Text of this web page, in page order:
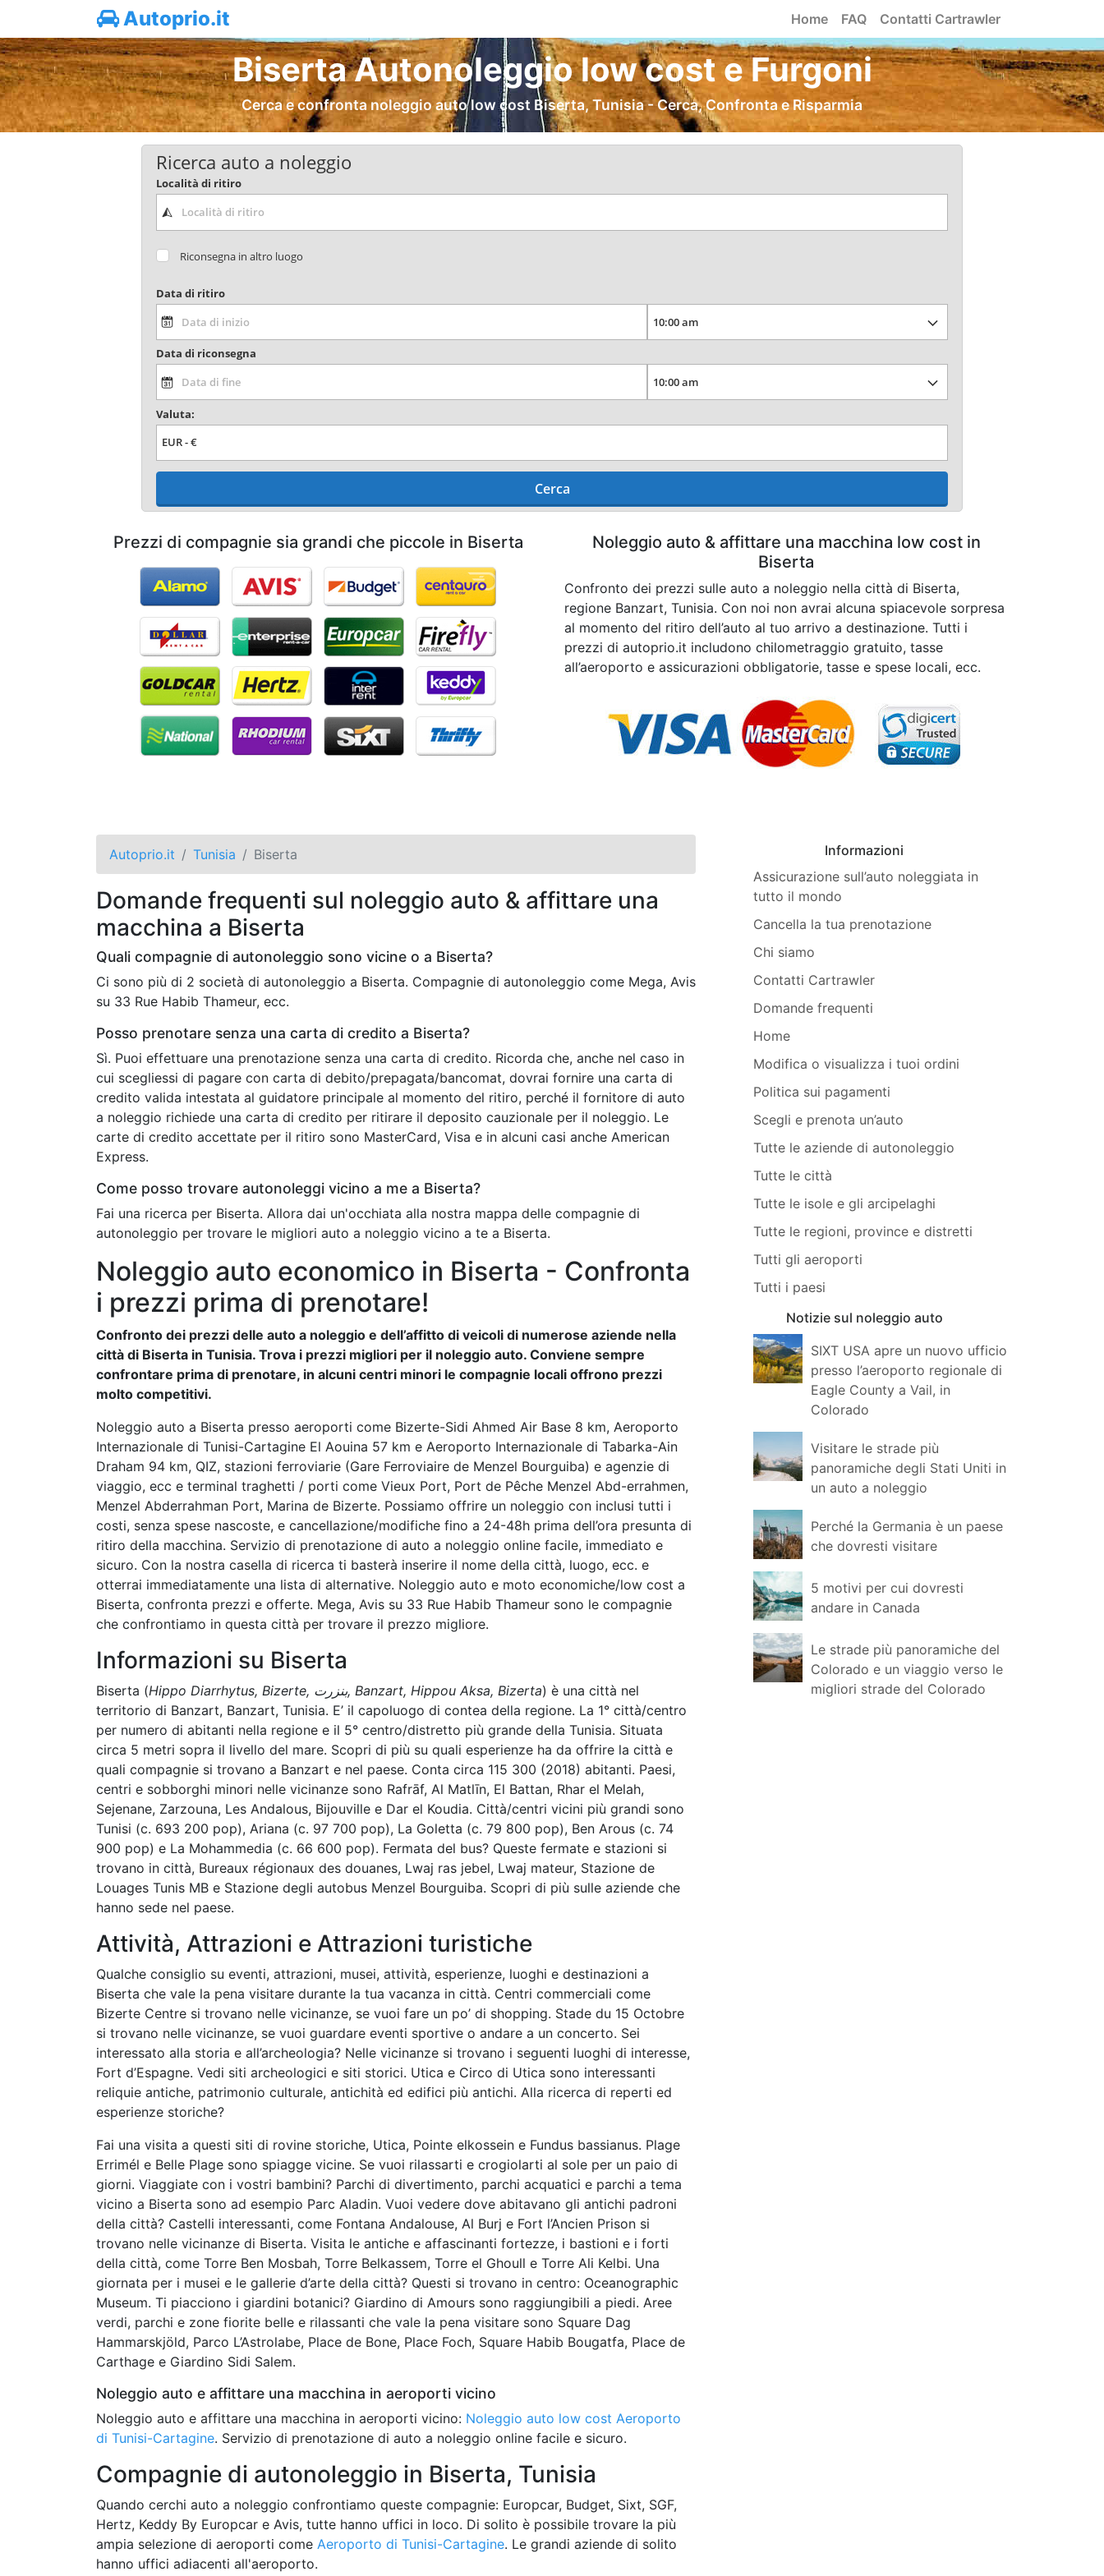
Autoprio.it Home FAQ Contatti Cartrawler
Biserta Autonoleggio low cost e Furgoni
Cerca e confronta noleggio auto low cost Biserta, Tunisia - Cerca, Confronta e Risparmia
Ricerca auto a noleggio
Località di ritiro
Riconsegna in altro luogo
Data di ritiro
Data di riconsegna
Valuta:
Cerca
Prezzi di compagnie sia grandi che piccole in Biserta
Noleggio auto & affittare una macchina low cost in
Biserta
Confronto dei prezzi sulle auto a noleggio nella città di Biserta,
regione Banzart, Tunisia. Con noi non avrai alcuna spiacevole sorpresa
al momento del ritiro dell’auto al tuo arrivo a destinazione. Tutti i
prezzi di autoprio.it includono chilometraggio gratuito, tasse
all’aeroporto e assicurazioni obbligatorie, tasse e spese locali, ecc.
Autoprio.it Tunisia Biserta
Domande frequenti sul noleggio auto & affittare una
macchina a Biserta
Quali compagnie di autonoleggio sono vicine o a Biserta?
Ci sono più di 2 società di autonoleggio a Biserta. Compagnie di autonoleggio come Mega, Avis
su 33 Rue Habib Thameur, ecc.
Posso prenotare senza una carta di credito a Biserta?
Sì. Puoi effettuare una prenotazione senza una carta di credito. Ricorda che, anche nel caso in
cui scegliessi di pagare con carta di debito/prepagata/bancomat, dovrai fornire una carta di
credito valida intestata al guidatore principale al momento del ritiro, perché il fornitore di auto
a noleggio richiede una carta di credito per ritirare il deposito cauzionale per il noleggio. Le
carte di credito accettate per il ritiro sono MasterCard, Visa e in alcuni casi anche American
Express.
Come posso trovare autonoleggi vicino a me a Biserta?
Fai una ricerca per Biserta. Allora dai un'occhiata alla nostra mappa delle compagnie di
autonoleggio per trovare le migliori auto a noleggio vicino a te a Biserta.
Noleggio auto economico in Biserta - Confronta
i prezzi prima di prenotare!
Confronto dei prezzi delle auto a noleggio e dell’affitto di veicoli di numerose aziende nella
città di Biserta in Tunisia. Trova i prezzi migliori per il noleggio auto. Conviene sempre
confrontare prima di prenotare, in alcuni centri minori le compagnie locali offrono prezzi
molto competitivi.
Noleggio auto a Biserta presso aeroporti come Bizerte-Sidi Ahmed Air Base 8 km, Aeroporto
Internazionale di Tunisi-Cartagine El Aouina 57 km e Aeroporto Internazionale di Tabarka-Ain
Draham 94 km, QIZ, stazioni ferroviarie (Gare Ferroviaire de Menzel Bourguiba) e agenzie di
viaggio, ecc e terminal traghetti / porti come Vieux Port, Port de Pêche Menzel Abd-errahmen,
Menzel Abderrahman Port, Marina de Bizerte. Possiamo offrire un noleggio con inclusi tutti i
costi, senza spese nascoste, e cancellazione/modifiche fino a 24-48h prima dell’ora presunta di
ritiro della macchina. Servizio di prenotazione di auto a noleggio online facile, immediato e
sicuro. Con la nostra casella di ricerca ti basterà inserire il nome della città, luogo, ecc. e
otterrai immediatamente una lista di alternative. Noleggio auto e moto economiche/low cost a
Biserta, confronta prezzi e offerte. Mega, Avis su 33 Rue Habib Thameur sono le compagnie
che confrontiamo in questa città per trovare il prezzo migliore.
Informazioni su Biserta
Biserta ( Hippo Diarrhytus, Bizerte, بنزرت, Banzart, Hippou Aksa, Bizerta) è una città nel
territorio di Banzart, Banzart, Tunisia. E’ il capoluogo di contea della regione. La 1° città/centro
per numero di abitanti nella regione e il 5° centro/distretto più grande della Tunisia. Situata
circa 5 metri sopra il livello del mare. Scopri di più su quali esperienze ha da offrire la città e
quali compagnie si trovano a Banzart e nel paese. Conta circa 115 300 (2018) abitanti. Paesi,
centri e sobborghi minori nelle vicinanze sono Rafrāf, Al Matlīn, El Battan, Rhar el Melah,
Sejenane, Zarzouna, Les Andalous, Bijouville e Dar el Koudia. Città/centri vicini più grandi sono
Tunisi (c. 693 200 pop), Ariana (c. 97 700 pop), La Goletta (c. 79 800 pop), Ben Arous (c. 74
900 pop) e La Mohammedia (c. 66 600 pop). Fermata del bus? Queste fermate e stazioni si
trovano in città, Bureaux régionaux des douanes, Lwaj ras jebel, Lwaj mateur, Stazione de
Louages Tunis MB e Stazione degli autobus Menzel Bourguiba. Scopri di più sulle aziende che
hanno sede nel paese.
Attività, Attrazioni e Attrazioni turistiche
Qualche consiglio su eventi, attrazioni, musei, attività, esperienze, luoghi e destinazioni a
Biserta che vale la pena visitare durante la tua vacanza in città. Centri commerciali come
Bizerte Centre si trovano nelle vicinanze, se vuoi fare un po’ di shopping. Stade du 15 Octobre
si trovano nelle vicinanze, se vuoi guardare eventi sportive o andare a un concerto. Sei
interessato alla storia e all’archeologia? Nelle vicinanze si trovano i seguenti luoghi di interesse,
Fort d’Espagne. Vedi siti archeologici e siti storici. Utica e Circo di Utica sono interessanti
reliquie antiche, patrimonio culturale, antichità ed edifici più antichi. Alla ricerca di reperti ed
esperienze storiche?
Fai una visita a questi siti di rovine storiche, Utica, Pointe elkossein e Fundus bassianus. Plage
Errimél e Belle Plage sono spiagge vicine. Se vuoi rilassarti e crogiolarti al sole per un paio di
giorni. Viaggiate con i vostri bambini? Parchi di divertimento, parchi acquatici e parchi a tema
vicino a Biserta sono ad esempio Parc Aladin. Vuoi vedere dove abitavano gli antichi padroni
della città? Castelli interessanti, come Fontana Andalouse, Al Burj e Fort l’Ancien Prison si
trovano nelle vicinanze di Biserta. Visita le antiche e affascinanti fortezze, i bastioni e i forti
della città, come Torre Ben Mosbah, Torre Belkassem, Torre el Ghoull e Torre Ali Kelbi. Una
giornata per i musei e le gallerie d’arte della città? Questi si trovano in centro: Oceanographic
Museum. Ti piacciono i giardini botanici? Giardino di Amours sono raggiungibili a piedi. Aree
verdi, parchi e zone fiorite belle e rilassanti che vale la pena visitare sono Square Dag
Hammarskjöld, Parco L’Astrolabe, Place de Bone, Place Foch, Square Habib Bougatfa, Place de
Carthage e Giardino Sidi Salem.
Noleggio auto e affittare una macchina in aeroporti vicino
Noleggio auto e affittare una macchina in aeroporti vicino: Noleggio auto low cost Aeroporto
di Tunisi-Cartagine. Servizio di prenotazione di auto a noleggio online facile e sicuro.
Compagnie di autonoleggio in Biserta, Tunisia
Quando cerchi auto a noleggio confrontiamo queste compagnie: Europcar, Budget, Sixt, SGF,
Hertz, Keddy By Europcar e Avis, tutte hanno uffici in loco. Di solito è possibile trovare la più
ampia selezione di aeroporti come Aeroporto di Tunisi-Cartagine. Le grandi aziende di solito
hanno uffici adiacenti all'aeroporto.
Informazioni
Assicurazione sull’auto noleggiata in
tutto il mondo
Cancella la tua prenotazione
Chi siamo
Contatti Cartrawler
Domande frequenti
Home
Modifica o visualizza i tuoi ordini
Politica sui pagamenti
Scegli e prenota un’auto
Tutte le aziende di autonoleggio
Tutte le città
Tutte le isole e gli arcipelaghi
Tutte le regioni, province e distretti
Tutti gli aeroporti
Tutti i paesi
Notizie sul noleggio auto
SIXT USA apre un nuovo ufficio
presso l’aeroporto regionale di
Eagle County a Vail, in
Colorado
Visitare le strade più
panoramiche degli Stati Uniti in
un auto a noleggio
Perché la Germania è un paese
che dovresti visitare
5 motivi per cui dovresti
andare in Canada
Le strade più panoramiche del
Colorado e un viaggio verso le
migliori strade del Colorado